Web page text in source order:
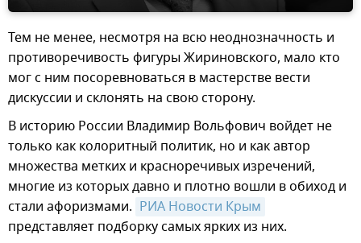
Тем не менее, несмотря на всю неоднозначность и
противоречивость фигуры Жириновского, мало кто
мог с ним посоревноваться в мастерстве вести
дискуссии и склонять на свою сторону.
В историю России Владимир Вольфович войдет не
только как колоритный политик, но и как автор
множества метких и красноречивых изречений,
многие из которых давно и плотно вошли в обиход и
стали афоризмами. РИА Новости Крым
представляет подборку самых ярких из них.